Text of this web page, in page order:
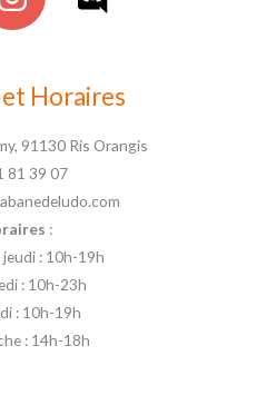
Horaires
91130 Ris Orangis
81 39 07
:
jeudi : 10h-19h
: 10h-23h
: 10h-19h
: 14h-18h